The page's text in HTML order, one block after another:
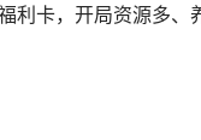
利卡，开局资源多、